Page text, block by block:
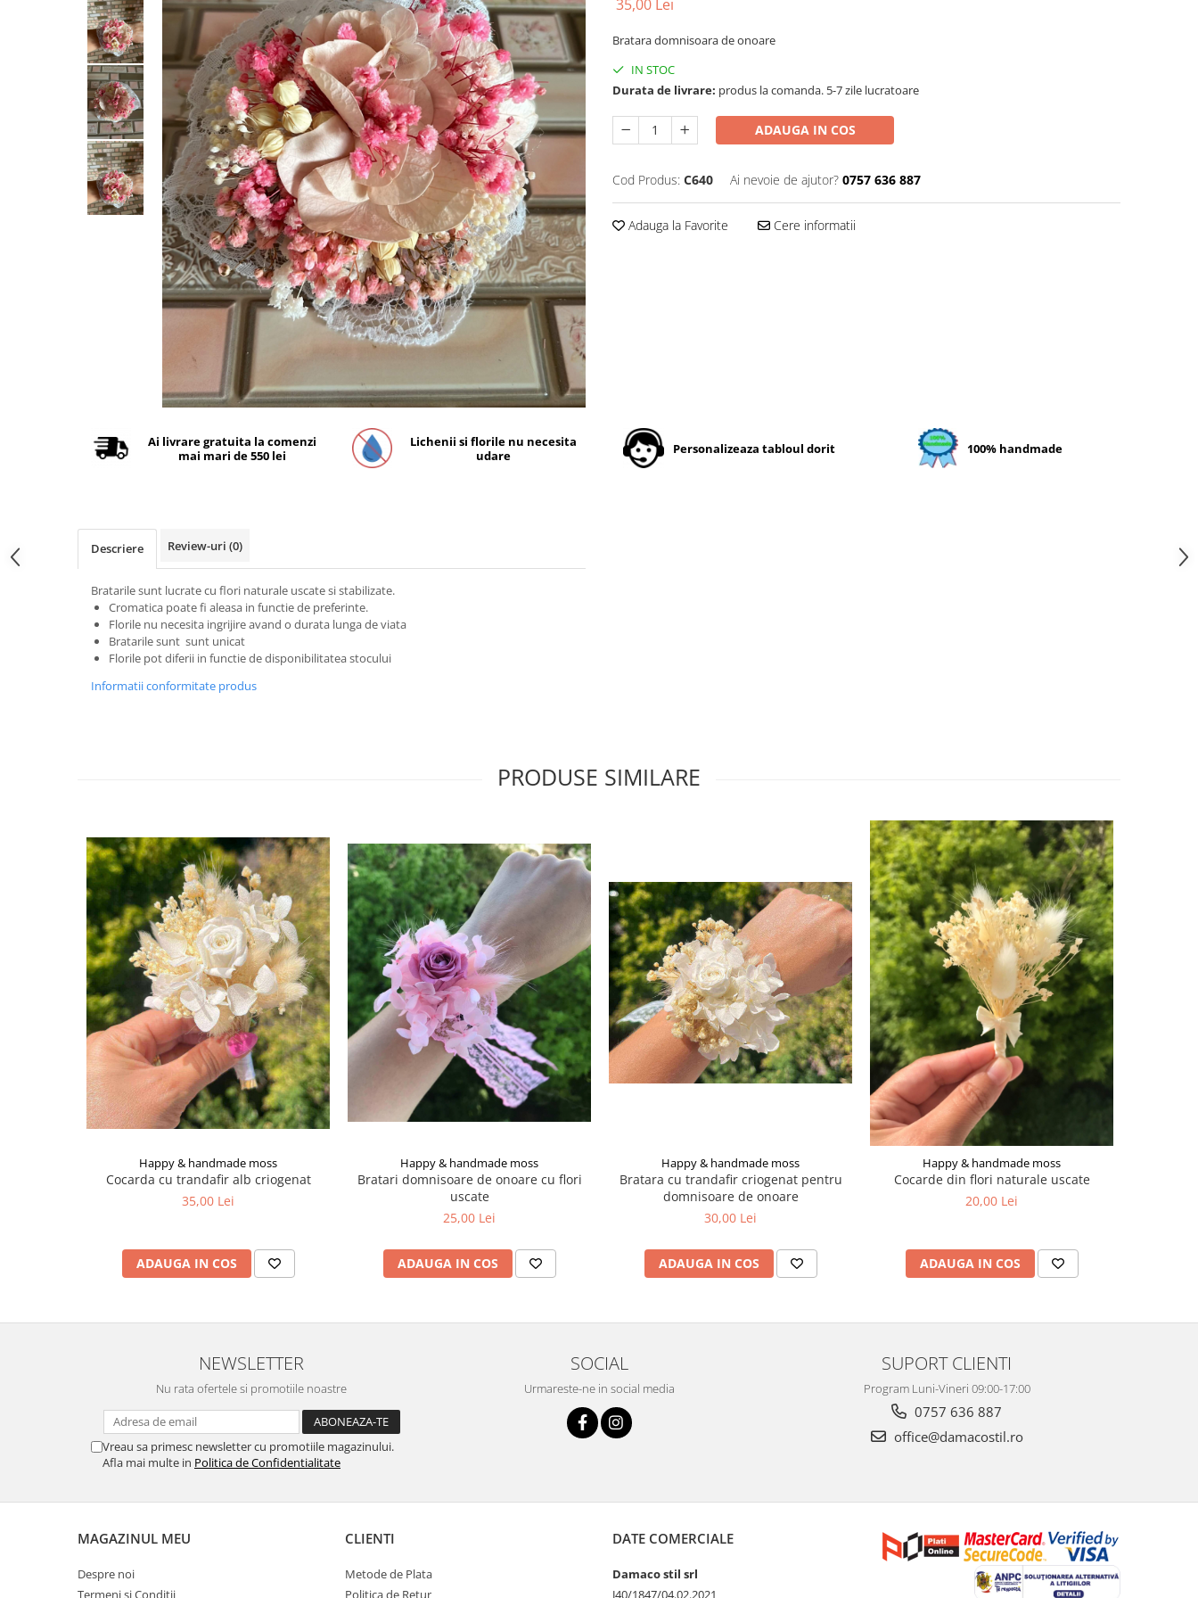
Tablou licheni pentru Barbati
Tablouri 40/30
Tablouri cu licheni pe canvas
Tablouri cu licheni pentru Nasi si
Tablouri fluturi
35,00 Lei
Bratara domnisoara de onoare
IN STOC
Durata de livrare: produs la comanda. 5-7 zile lucratoare
ADAUGA IN COS
Cod Produs: C640 Ai nevoie de ajutor? 0757 636 887
Adauga la Favorite Cere informatii
Ai livrare gratuita la comenzi
mai mari de 550 lei
Lichenii si florile nu necesita
udare
Personalizeaza tabloul dorit 100% handmade
Descriere Review-uri (0)
Bratarile sunt lucrate cu flori naturale uscate si stabilizate.
Cromatica poate fi aleasa in functie de preferinte.
Florile nu necesita ingrijire avand o durata lunga de viata
Bratarile sunt sunt unicat
Florile pot diferii in functie de disponibilitatea stocului
Informatii conformitate produs
PRODUSE SIMILARE
Happy & handmade moss
Cocarda cu trandafir alb criogenat
35,00 Lei
ADAUGA IN COS
Happy & handmade moss
Bratari domnisoare de onoare cu flori
uscate
25,00 Lei
ADAUGA IN COS
Happy & handmade moss
Bratara cu trandafir criogenat pentru
domnisoare de onoare
30,00 Lei
ADAUGA IN COS
Happy & handmade moss
Cocarde din flori naturale uscate
20,00 Lei
ADAUGA IN COS
NEWSLETTER
Nu rata ofertele si promotiile noastre
Vreau sa primesc newsletter cu promotiile magazinului.
Afla mai multe in Politica de Confidentialitate
SOCIAL
Urmareste-ne in social media
SUPORT CLIENTI
Program Luni-Vineri 09:00-17:00
0757 636 887
office@damacostil.ro
MAGAZINUL MEU
Despre noi
Termeni si Conditii
CLIENTI
Metode de Plata
Politica de Retur
DATE COMERCIALE
Damaco stil srl
J40/1847/04.02.2021